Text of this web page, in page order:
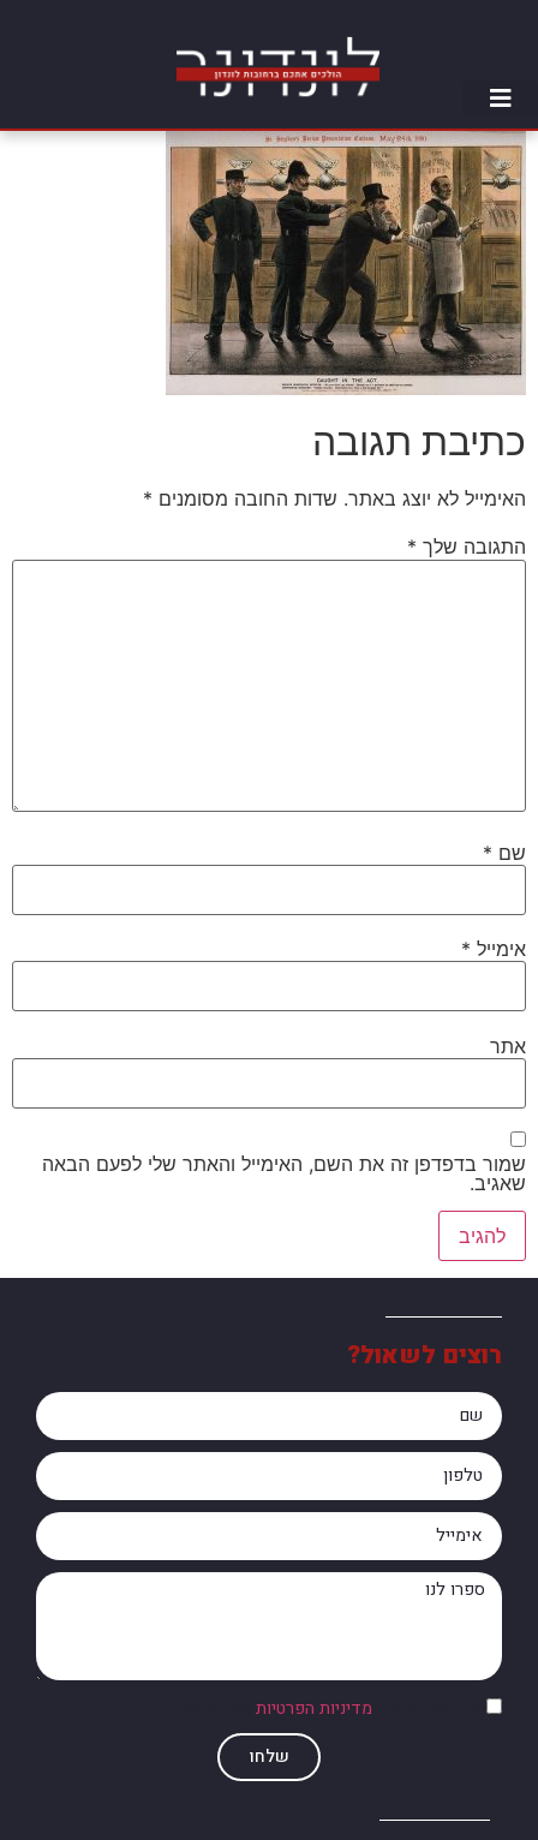
כתיבת תגובה
האימייל לא יוצג באתר. שדות החובה מסומנים *
התגובה שלך *
שם *
אימייל *
אתר
שמור בדפדפן זה את השם, האימייל והאתר שלי לפעם הבאה
שאגיב.
רוצים לשאול?
מדיניות הפרטיות
שלחו